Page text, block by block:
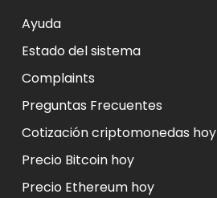
Ayuda
Estado del sistema
Complaints
Preguntas Frecuentes
Cotización criptomonedas hoy
Precio Bitcoin hoy
Precio Ethereum hoy